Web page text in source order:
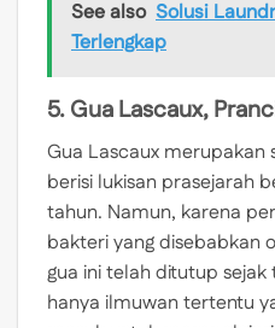
See also Solusi
Terlengkap
5. Gua Lascaux,
Gua Lascaux merupakan
berisi lukisan prasejarah
tahun. Namun, karena
bakteri yang disebabkan
gua ini telah ditutup sejak
hanya ilmuwan tertentu